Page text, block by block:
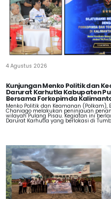
4 Agustus 2026
Kunjungan Menko Politik dan
Darurat Karhutla Kabupaten
Bersama Forkopimda
Menko Politik dan Keamanan
Chaniago melakukan peninjauan
wilayah Pulang Pisau. Kegiatan ini
Darurat Karhutla yang berlokasi di